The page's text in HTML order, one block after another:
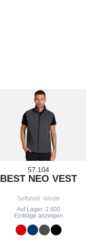
57.104
BEST NEO VEST
Softshell -Weste
Auf Lager: 2.600
Einträge anzeigen